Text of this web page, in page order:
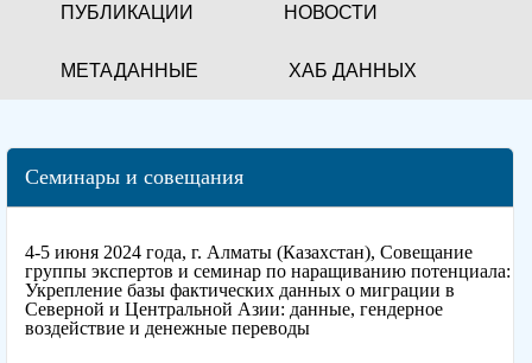
ПУБЛИКАЦИИ НОВОСТИ
МЕТАДАННЫЕ ХАБ ДАННЫХ
Семинары и совещания
4-5 июня 2024 года, г. Алматы (Казахстан), Совещание
группы экспертов и семинар по наращиванию потенциала:
Укрепление базы фактических данных о миграции в
Северной и Центральной Азии: данные, гендерное
воздействие и денежные переводы